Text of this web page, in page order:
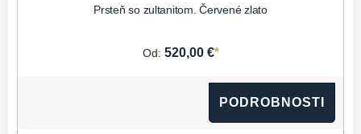
Prsteň so zultanitom. Červené zlato
Od: 520,00 €*
PODROBNOSTI